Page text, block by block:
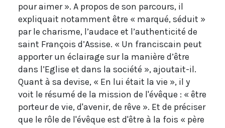
pour aimer ». A propos de son parcours, il
expliquait notamment être « marqué, séduit »
par le charisme, l’audace et l’authenticité de
saint François d’Assise. « Un franciscain peut
apporter un éclairage sur la manière d’être
dans l’Eglise et dans la société », ajoutait-il.
Quant à sa devise, « En lui était la vie », il y
voit le résumé de la mission de l'évêque : « être
porteur de vie, d'avenir, de rêve ». Et de préciser
que le rôle de l'évêque est d'être à la fois « père